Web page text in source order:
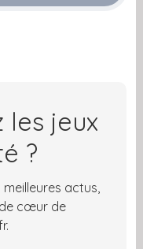
les jeux
?
actus,
cœur de